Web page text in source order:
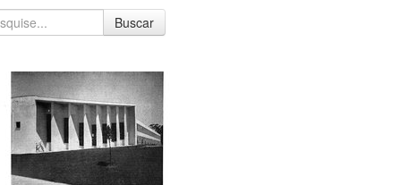
Buscar